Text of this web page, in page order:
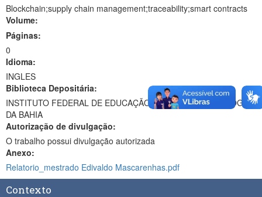
Blockchain;supply chain management;traceability;smart contracts
Volume:
Páginas:
0
Idioma:
INGLES
Biblioteca Depositária:
INSTITUTO FEDERAL DE EDUCAÇÃO, CIÊNCIA E TECNOLOGIA
DA BAHIA
Autorização de divulgação:
O trabalho possui divulgação autorizada
Anexo:
Relatorio_mestrado Edivaldo Mascarenhas.pdf
Contexto